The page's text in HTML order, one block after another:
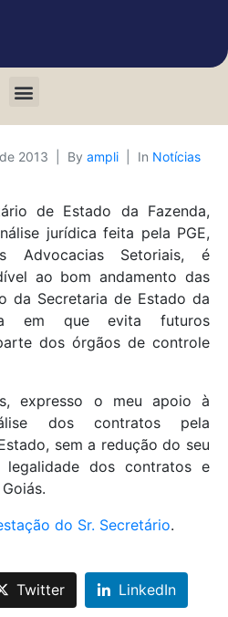
2013 By ampli In Notícias
de Estado da Fazenda,
jurídica feita pela PGE,
Advocacias Setoriais, é
ao bom andamento das
da Secretaria de Estado da
em que evita futuros
dos órgãos de controle
expresso o meu apoio à
dos contratos pela
sem a redução do seu
dos contratos e
do Sr. Secretário.
Twitter LinkedIn